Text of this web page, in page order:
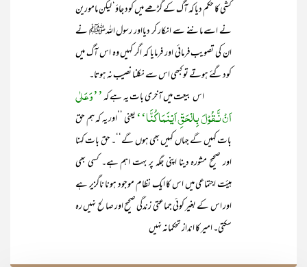
کشی کا حکم دیا کہ آگ کے گڑھے میں کود جاؤ‘ لیکن مامورین
نے اسے ماننے سے انکار کر دیااور رسول اللہﷺ نے
ان کی تصویب فرمائی اور فرمایا کہ اگر کہیں وہ اس آگ میں
کود گئے ہوتے تو کبھی اس سے نکلنا نصیب نہ ہوتا۔
اس بیعت میں آخری بات یہ ہے کہ’’وَعَلٰی
اَنْ نَّـقُوْلَ بِالْحَقِّ اَیْنَمَا کُنَّا‘‘یعنی ’’اور یہ کہ ہم حق
بات کہیں گے جہاں کہیں بھی ہوں گے‘‘۔ حق بات کہنا
اور صحیح مشورہ دینا اپنی جگہ پر بہت اہم ہے۔ کسی بھی
ہیئت اجتماعی میں اس کا ایک نظام موجود ہونا ناگزیر ہے
اور اس کے بغیر کوئی جماعتی زندگی صحیح اور صالح نہیں رہ
سکتی۔ امیر کا انداز تحکمانہ نہیں